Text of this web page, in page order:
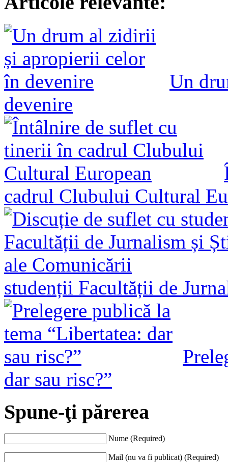
Un
devenire
cadrul Clubului Cultural
studenții Facultății de
dar sau risc?”
Spune-ţi părerea
Nume (Required)
Mail (nu va fi publicat) (Required)